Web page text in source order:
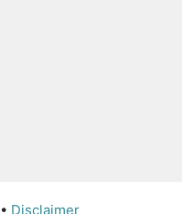
• Disclaimer